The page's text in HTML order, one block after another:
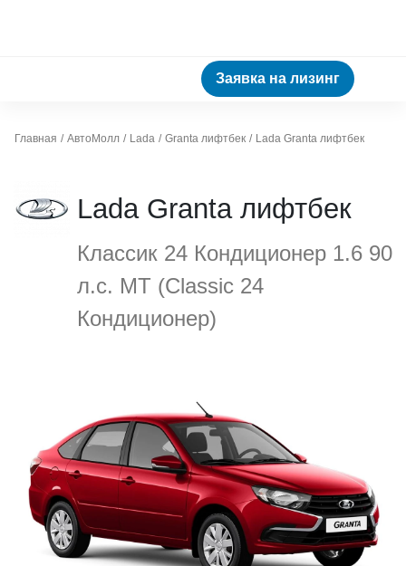
Заявка на лизинг
Главная АвтоМолл Lada Granta лифтбек Lada Granta лифтбек
Lada Granta лифтбек
Классик 24 Кондиционер 1.6 90
л.с. МТ (Classic 24
Кондиционер)